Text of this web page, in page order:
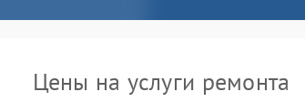
Цены на услуги ремонта